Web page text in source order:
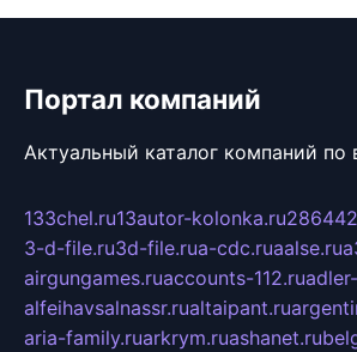
Портал компаний
Актуальный каталог компаний по
133chel.ru13autor-kolonka.ru
3-d-file.ru3d-file.rua-cdc.ruaalse.ru
airgungames.ruaccounts-112.ru
alfeihavsalnassr.rualtaipant.ru
aria-family.ruarkrym.ruashanet.ru